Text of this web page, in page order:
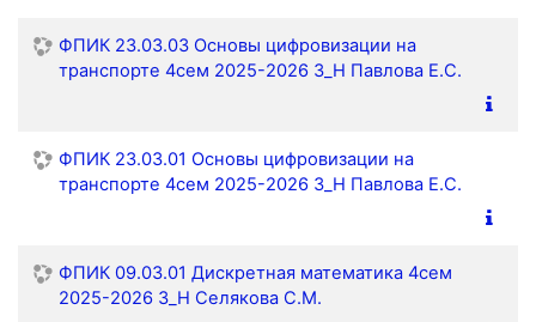
ФПИК 23.03.03 Основы цифровизации на
транспорте 4сем 2025-2026 З_Н Павлова Е.С.
ФПИК 23.03.01 Основы цифровизации на
транспорте 4сем 2025-2026 З_Н Павлова Е.С.
ФПИК 09.03.01 Дискретная математика 4сем
2025-2026 З_Н Селякова С.М.